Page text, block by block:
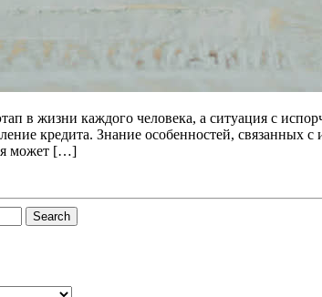
в жизни каждого человека, а ситуация с
кредита. Знание особенностей, связанных
может […]
Search